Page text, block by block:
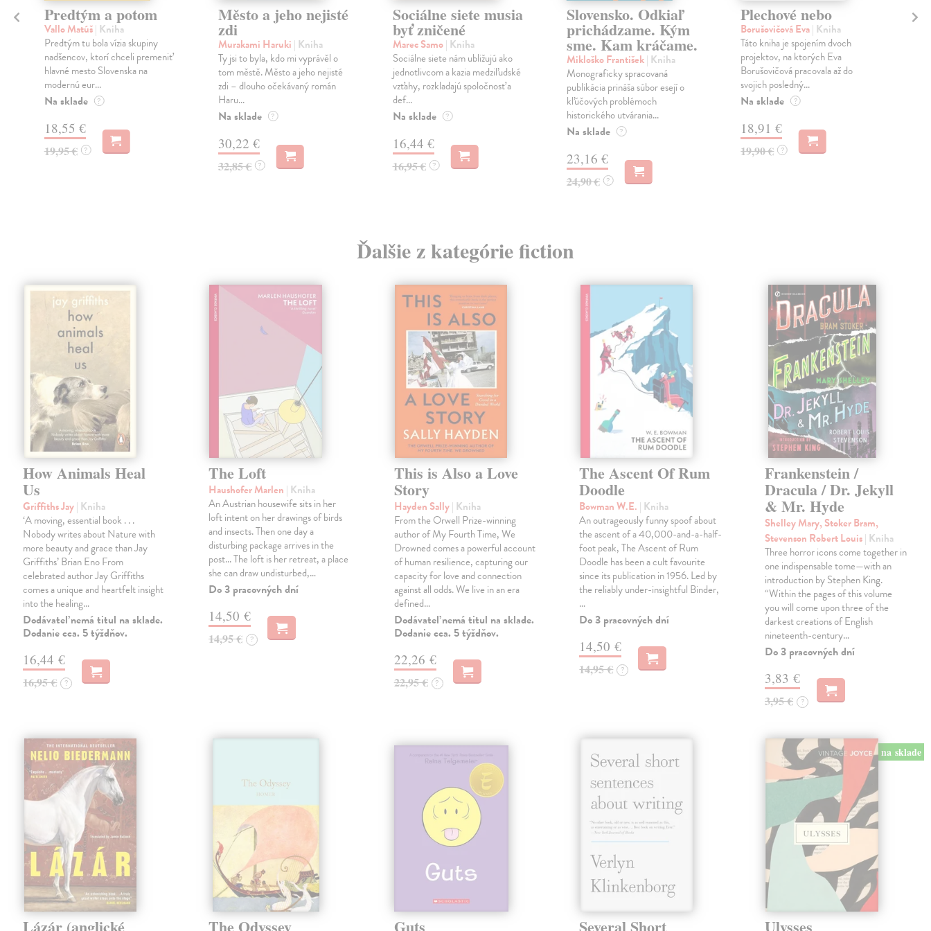
Predtým a potom
Vallo Matúš| Kniha
Predtým tu bola vízia skupiny
nadšencov, ktorí chceli premeniť
hlavné mesto Slovenska na
modernú eur...
Na sklade ?
18,55 €
19,95 € ?
Město a jeho nejisté
zdi
Murakami Haruki | Kniha
Ty jsi to byla, kdo mi vyprávěl o
tom městě. Město a jeho nejisté
zdi – dlouho očekávaný román
Haru...
Na sklade ?
30,22 €
32,85 € ?
Sociálne siete musia
byť zničené
Marec Samo| Kniha
Sociálne siete nám ubližujú ako
jednotlivcom a kazia medziľudské
vzťahy, rozkladajú spoločnosť a
def...
Na sklade ?
16,44 €
16,95 € ?
Slovensko. Odkiaľ
prichádzame. Kým
sme. Kam kráčame.
Mikloško František| Kniha
Monograficky spracovaná
publikácia prináša súbor esejí o
kľúčových problémoch
historického utvárania...
Na sklade ?
23,16 €
24,90 € ?
Plechové nebo
Borušovičová Eva| Kniha
Táto kniha je spojením dvoch
projektov, na ktorých Eva
Borušovičová pracovala až do
svojich posledný...
Na sklade ?
18,91 €
19,90 € ?
Ďalšie z kategórie fiction
How Animals Heal
Us
Griffiths Jay| Kniha
‘A moving, essential book . . .
Nobody writes about Nature with
more beauty and grace than Jay
Griffiths’ Brian Eno From
celebrated author Jay Griffiths
comes a unique and heartfelt insight
into the healing…
Dodávateľ nemá titul na sklade.
Dodanie cca. 5 týždňov.
16,44 €
16,95 € ?
The Loft
Haushofer Marlen | Kniha
An Austrian housewife sits in her
loft intent on her drawings of birds
and insects. Then one day a
disturbing package arrives in the
post... The loft is her retreat, a place
she can draw undisturbed,…
Do 3 pracovných dní
14,50 €
14,95 € ?
This is Also a Love
Story
Hayden Sally| Kniha
From the Orwell Prize-winning
author of My Fourth Time, We
Drowned comes a powerful account
of human resilience, capturing our
capacity for love and connection
against all odds. We live in an era
defined…
Dodávateľ nemá titul na sklade.
Dodanie cca. 5 týždňov.
22,26 €
22,95 € ?
The Ascent Of Rum
Doodle
Bowman W.E. | Kniha
An outrageously funny spoof about
the ascent of a 40,000-and-a-half-
foot peak, The Ascent of Rum
Doodle has been a cult favourite
since its publication in 1956. Led by
the reliably under-insightful Binder,
…
Do 3 pracovných dní
14,50 €
14,95 € ?
Frankenstein /
Dracula / Dr. Jekyll
& Mr. Hyde
Shelley Mary, Stoker Bram,
Stevenson Robert Louis| Kniha
Three horror icons come together in
one indispensable tome—with an
introduction by Stephen King.
“Within the pages of this volume
you will come upon three of the
darkest creations of English
nineteenth-century…
Do 3 pracovných dní
3,83 €
3,95 € ?
na sklade